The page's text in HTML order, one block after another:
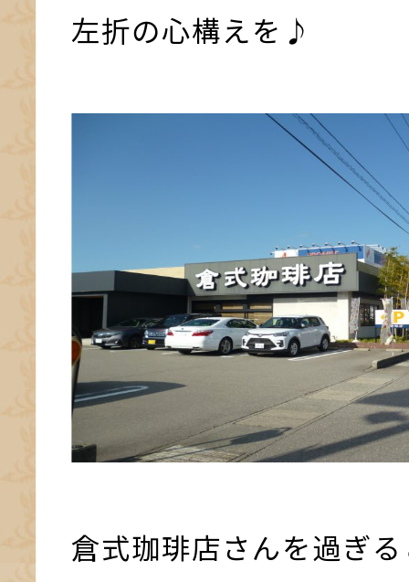
左折の心構えを♪
倉式珈琲店さんを過ぎ